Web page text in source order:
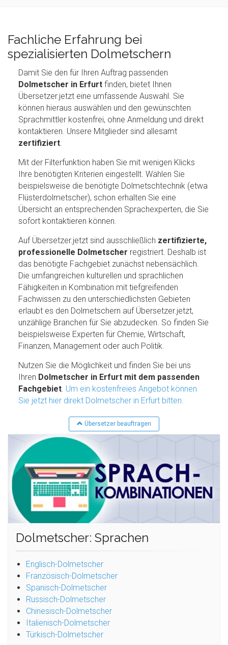
Fachliche Erfahrung bei
spezialisierten Dolmetschern
Damit Sie den für Ihren Auftrag passenden
Dolmetscher in Erfurt finden, bietet Ihnen
Übersetzer.jetzt eine umfassende Auswahl. Sie
können hieraus auswählen und den gewünschten
Sprachmittler kostenfrei, ohne Anmeldung und direkt
kontaktieren. Unsere Mitglieder sind allesamt
zertifiziert.
Mit der Filterfunktion haben Sie mit wenigen Klicks
Ihre benötigten Kriterien eingestellt. Wählen Sie
beispielsweise die benötigte Dolmetschtechnik (etwa
Flüsterdolmetscher), schon erhalten Sie eine
Übersicht an entsprechenden Sprachexperten, die Sie
sofort kontaktieren können.
Auf Übersetzer.jetzt sind ausschließlich zertifizierte,
professionelle Dolmetscher registriert. Deshalb ist
das benötigte Fachgebiet zunächst nebensächlich.
Die umfangreichen kulturellen und sprachlichen
Fähigkeiten in Kombination mit tiefgreifenden
Fachwissen zu den unterschiedlichsten Gebieten
erlaubt es den Dolmetschern auf Übersetzer.jetzt,
unzählige Branchen für Sie abzudecken. So finden Sie
beispielsweise Experten für Chemie, Wirtschaft,
Finanzen, Management oder auch Politik.
Nutzen Sie die Möglichkeit und finden Sie bei uns
Ihren Dolmetscher in Erfurt mit dem passenden
Fachgebiet. Um ein kostenfreies Angebot können
Sie jetzt hier direkt Dolmetscher in Erfurt bitten.
Übersetzer beauftragen
Dolmetscher: Sprachen
Englisch-Dolmetscher
Französisch-Dolmetscher
Spanisch-Dolmetscher
Russisch-Dolmetscher
Chinesisch-Dolmetscher
Italienisch-Dolmetscher
Türkisch-Dolmetscher